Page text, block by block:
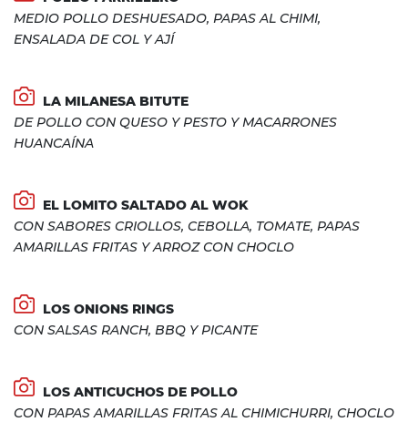
MEDIO POLLO DESHUESADO, PAPAS AL CHIMI,
ENSALADA DE COL Y AJÍ
LA MILANESA BITUTE
DE POLLO CON QUESO Y PESTO Y MACARRONES
HUANCAÍNA
EL LOMITO SALTADO AL WOK
CON SABORES CRIOLLOS, CEBOLLA, TOMATE, PAPAS
AMARILLAS FRITAS Y ARROZ CON CHOCLO
LOS ONIONS RINGS
CON SALSAS RANCH, BBQ Y PICANTE
LOS ANTICUCHOS DE POLLO
CON PAPAS AMARILLAS FRITAS AL CHIMICHURRI, CHOCLO